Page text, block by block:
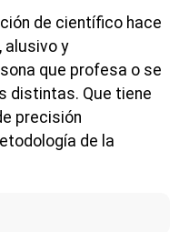
de científico hace
alusivo y
que profesa o se
distintas. Que tiene
precisión
de la